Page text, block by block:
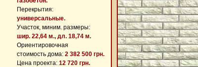
Перекрытия:
универсальные.
Участок, миним. размеры:
шир. 22,64 м., дл. 18,74 м.
Ориентировочная
стоимость дома: 2 382 500 грн.
Цена проекта: 12 720 грн.